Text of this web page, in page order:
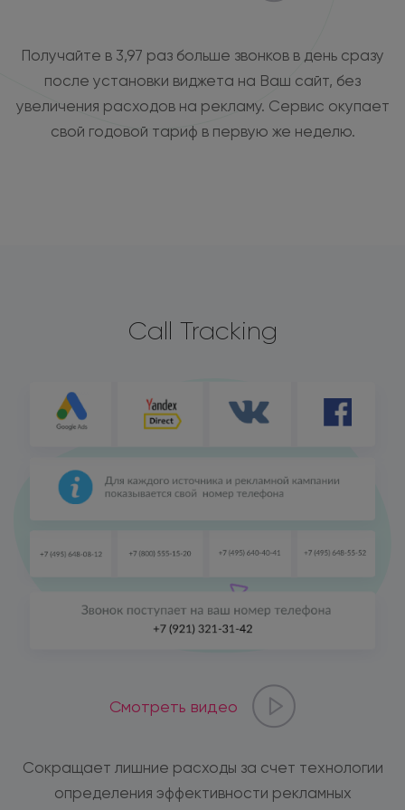
Получайте в 3,97 раз больше звонков в день сразу
после установки виджета на Ваш сайт, без
увеличения расходов на рекламу. Сервис окупает
свой годовой тариф в первую же неделю.
Call Tracking
Смотреть видео
Сокращает лишние расходы за счет технологии
определения эффективности рекламных